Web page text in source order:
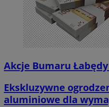
Akcje Bumaru
Ekskluzywne
aluminiowe dla